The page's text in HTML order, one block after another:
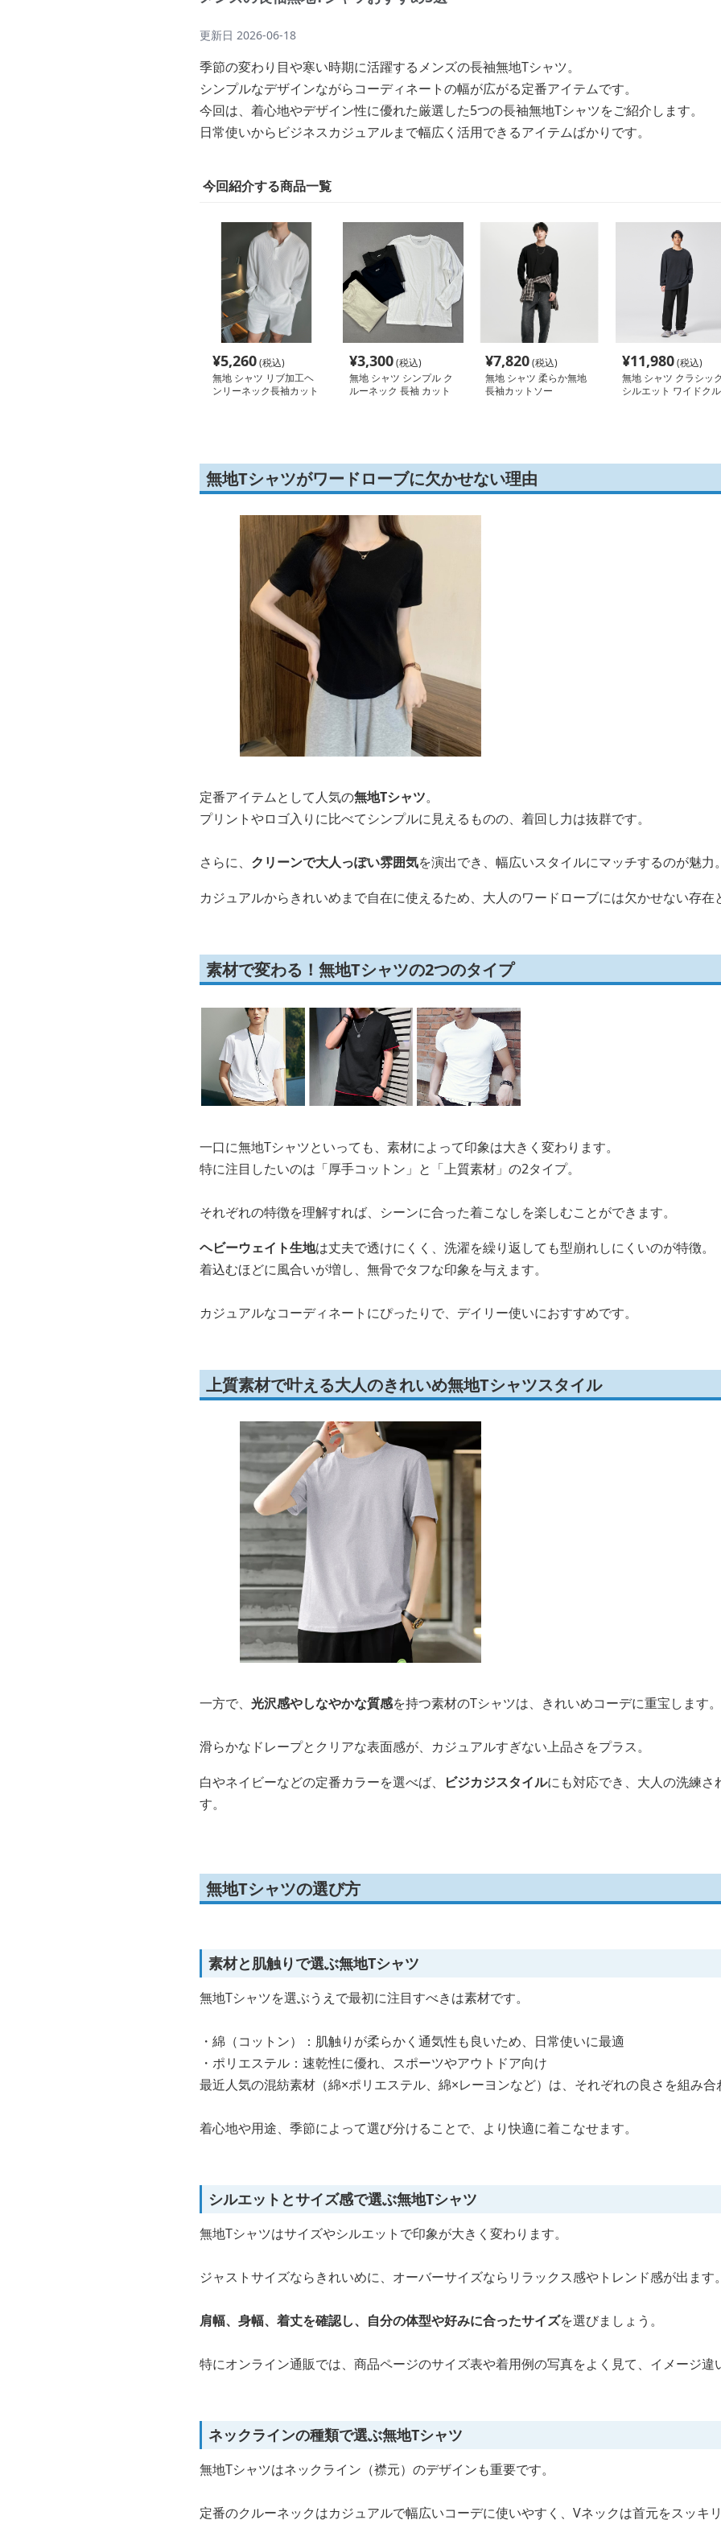
更新日 2026-06-18
季節の変わり目や寒い時期に活躍するメンズの長袖無地Tシャツ。
シンプルなデザインながらコーディネートの幅が広がる定番アイテムです。
今回は、着心地やデザイン性に優れた厳選した5つの長袖無地Tシャツをご紹介します。
日常使いからビジネスカジュアルまで幅広く活用できるアイテムばかりです。
今回紹介する商品一覧
¥5,260(税込)
無地 シャツ リブ加工ヘ
ンリーネック長袖カット
¥3,300(税込)
無地 シャツ シンプル ク
ルーネック 長袖 カット
¥7,820(税込)
無地 シャツ 柔らか無地
長袖カットソー
¥11,980(税込)
無地 シャツ クラシック
シルエット ワイドクル
無地Tシャツがワードローブに欠かせない理由
定番アイテムとして人気の無地Tシャツ。
プリントやロゴ入りに比べてシンプルに見えるものの、着回し力は抜群です。
さらに、 クリーンで大人っぽい雰囲気を演出でき、幅広いスタイルにマッチするのが魅力。
カジュアルからきれいめまで自在に使えるため、大人のワードローブには欠かせない存在
素材で変わる！無地Tシャツの2つのタイプ
一口に無地Tシャツといっても、素材によって印象は大きく変わります。
特に注目したいのは「厚手コットン」と「上質素材」の2タイプ。
それぞれの特徴を理解すれば、シーンに合った着こなしを楽しむことができます。
ヘビーウェイト生地は丈夫で透けにくく、洗濯を繰り返しても型崩れしにくいのが特徴。
着込むほどに風合いが増し、無骨でタフな印象を与えます。
カジュアルなコーディネートにぴったりで、デイリー使いにおすすめです。
上質素材で叶える大人のきれいめ無地Tシャツスタイル
一方で、 光沢感やしなやかな質感を持つ素材のTシャツは、きれいめコーデに重宝します。
滑らかなドレープとクリアな表面感が、カジュアルすぎない上品さをプラス。
白やネイビーなどの定番カラーを選べば、
ビジカジスタイルにも対応でき、大人の洗練さ
す。
無地Tシャツの選び方
素材と肌触りで選ぶ無地Tシャツ
無地Tシャツを選ぶうえで最初に注目すべきは素材です。
・綿（コットン）：肌触りが柔らかく通気性も良いため、日常使いに最適
・ポリエステル：速乾性に優れ、スポーツやアウトドア向け
最近人気の混紡素材（綿×ポリエステル、綿×レーヨンなど）は、それぞれの良さを組み合
着心地や用途、季節によって選び分けることで、より快適に着こなせます。
シルエットとサイズ感で選ぶ無地Tシャツ
無地Tシャツはサイズやシルエットで印象が大きく変わります。
ジャストサイズならきれいめに、オーバーサイズならリラックス感やトレンド感が出ます。
肩幅、身幅、着丈を確認し、自分の体型や好みに合ったサイズを選びましょう。
特にオンライン通販では、商品ページのサイズ表や着用例の写真をよく見て、イメージ違
ネックラインの種類で選ぶ無地Tシャツ
無地Tシャツはネックライン（襟元）のデザインも重要です。
定番のクルーネックはカジュアルで幅広いコーデに使いやすく、Vネックは首元をスッキ